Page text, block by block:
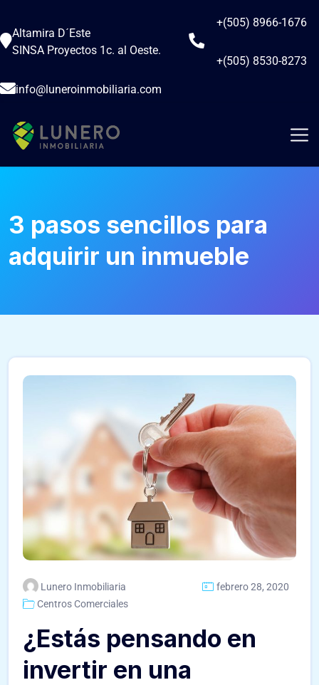
Altamira D´Este
SINSA Proyectos 1c. al Oeste.
+(505) 8966-1676
+(505) 8530-8273
info@luneroinmobiliaria.com
3 pasos sencillos para
adquirir un inmueble
Lunero Inmobiliaria
febrero 28, 2020
Centros Comerciales
¿Estás pensando en
invertir en una